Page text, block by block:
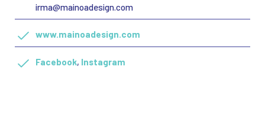
irma@mainoadesign.com
www.mainoadesign.com
Facebook, Instagram